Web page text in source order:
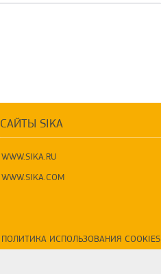
САЙТЫ SIKA
WWW.SIKA.RU
WWW.SIKA.COM
ПОЛИТИКА ИСПОЛЬЗОВАНИЯ COOKIES